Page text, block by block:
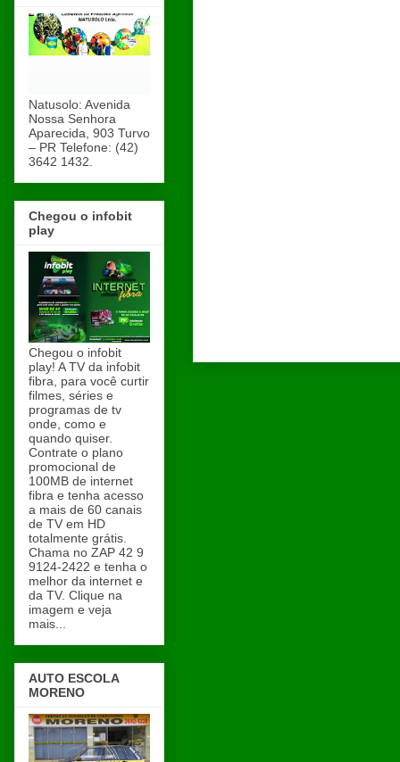
Natusolo: Avenida
Nossa Senhora
Aparecida, 903 Turvo
– PR Telefone: (42)
3642 1432.
Chegou o infobit
play
Chegou o infobit
play! A TV da infobit
fibra, para você curtir
filmes, séries e
programas de tv
onde, como e
quando quiser.
Contrate o plano
promocional de
100MB de internet
fibra e tenha acesso
a mais de 60 canais
de TV em HD
totalmente grátis.
Chama no ZAP 42 9
9124-2422 e tenha o
melhor da internet e
da TV. Clique na
imagem e veja
mais...
AUTO ESCOLA
MORENO